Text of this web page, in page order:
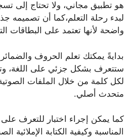
هو تطبيق مجاني، ولا تحتاج إلى
لبدء رحلة التعلم،كما أن تصميمه
واضحة لأنها تعتمد على البطاقات
بدايةً يمكتك تعلم الحروف والضمائر
ستتعرف بشكل جزئي على اللغة،
لكل كلمة من خلال الملفات
متحدث أصلي.
كما يمكن إجراء اختبار للتعرف
المناسبة وكيفية الكتابة الإملائية